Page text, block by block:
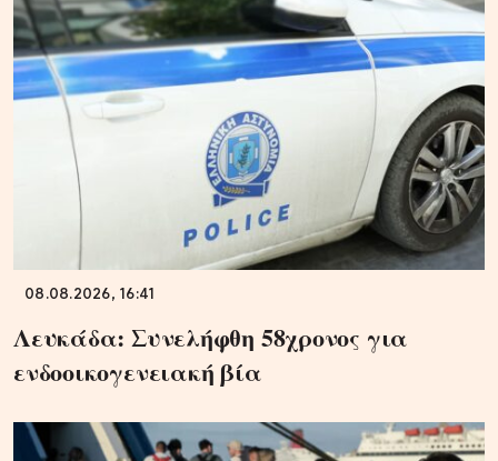
08.08.2026, 16:41
Λευκάδα: Συνελήφθη 58χρονος για
ενδοοικογενειακή βία